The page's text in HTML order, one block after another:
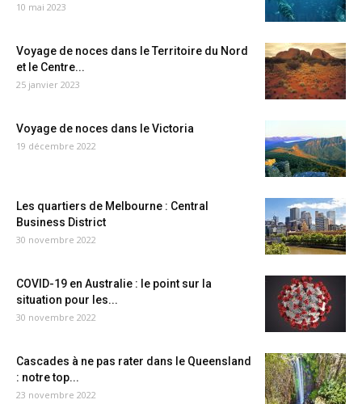
10 mai 2023
Voyage de noces dans le Territoire du Nord
et le Centre...
25 janvier 2023
Voyage de noces dans le Victoria
19 décembre 2022
Les quartiers de Melbourne : Central
Business District
30 novembre 2022
COVID-19 en Australie : le point sur la
situation pour les...
30 novembre 2022
Cascades à ne pas rater dans le Queensland
: notre top...
23 novembre 2022